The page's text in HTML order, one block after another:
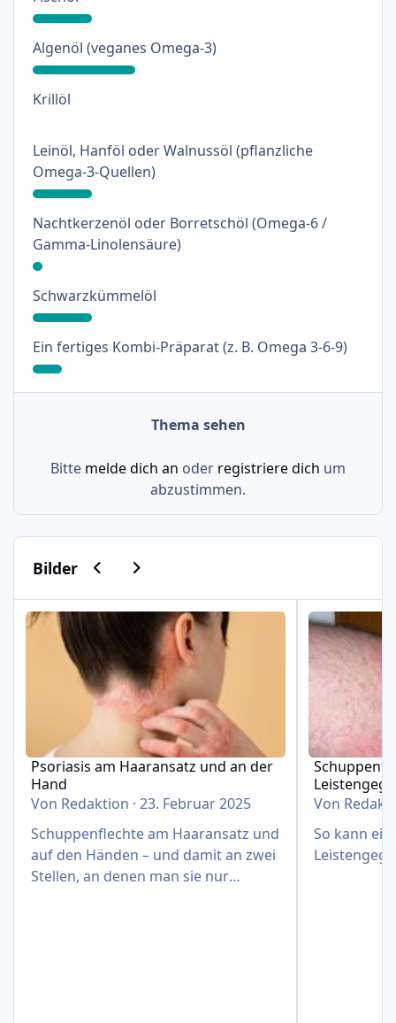
Algenöl (veganes Omega-3): 31%
Krillöl: 0%
Leinöl, Hanföl oder Walnussöl (pflanzliche
Omega-3-Quellen): 18%
Nachtkerzenöl oder Borretschöl (Omega-6 /
Gamma-Linolensäure): 3%
Schwarzkümmelöl: 18%
Ein fertiges Kombi-Präparat (z. B. Omega 3-6-9): 9%
Thema sehen
Bitte melde dich an oder registriere dich um
abzustimmen.
BilderVorherige Karussell-Folie
Nächste Karussell-Folie
Psoriasis am Haaransatz und an der Hand
Psoriasis am Haaransatz und an der
Hand
Von Redaktion ·23. Februar 2025
Schuppenflechte am Haaransatz und
auf den Händen – und damit an zwei
Stellen, an denen man sie nur
Von
So kann